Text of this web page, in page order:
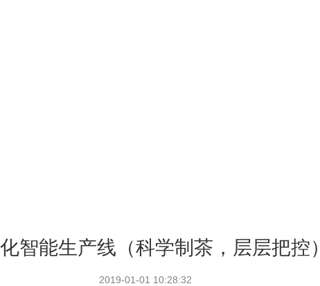
智能生产线（科学制茶，层层把控）
2019-01-01 10:28:32